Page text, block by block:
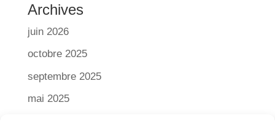
Archives
juin 2026
octobre 2025
septembre 2025
mai 2025